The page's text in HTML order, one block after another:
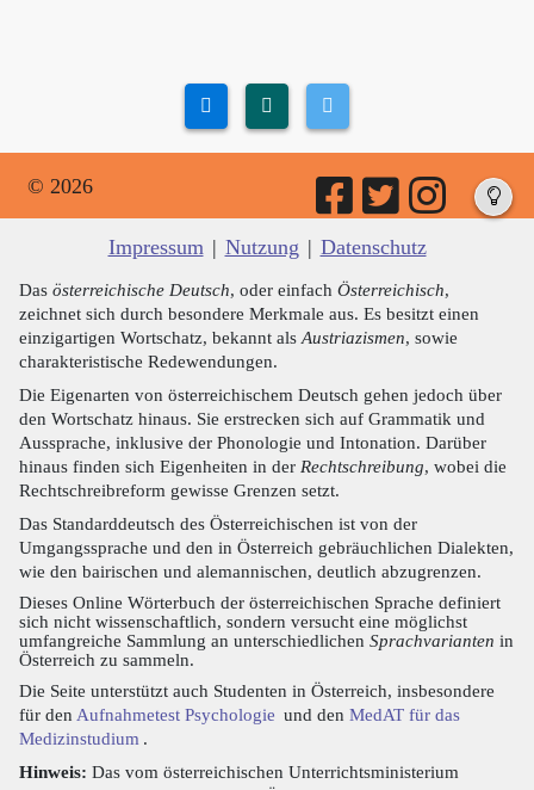
© 2026
Impressum | Nutzung | Datenschutz
Das österreichische Deutsch, oder einfach Österreichisch,
zeichnet sich durch besondere Merkmale aus. Es besitzt einen
einzigartigen Wortschatz, bekannt als Austriazismen, sowie
charakteristische Redewendungen.
Die Eigenarten von österreichischem Deutsch gehen jedoch über
den Wortschatz hinaus. Sie erstrecken sich auf Grammatik und
Aussprache, inklusive der Phonologie und Intonation. Darüber
hinaus finden sich Eigenheiten in der Rechtschreibung, wobei die
Rechtschreibreform gewisse Grenzen setzt.
Das Standarddeutsch des Österreichischen ist von der
Umgangssprache und den in Österreich gebräuchlichen Dialekten,
wie den bairischen und alemannischen, deutlich abzugrenzen.
Dieses Online Wörterbuch der österreichischen Sprache definiert
sich nicht wissenschaftlich, sondern versucht eine möglichst
umfangreiche Sammlung an unterschiedlichen Sprachvarianten in
Österreich zu sammeln.
Die Seite unterstützt auch Studenten in Österreich, insbesondere
für den Aufnahmetest Psychologie und den MedAT für das
Medizinstudium .
Hinweis: Das vom österreichischen Unterrichtsministerium